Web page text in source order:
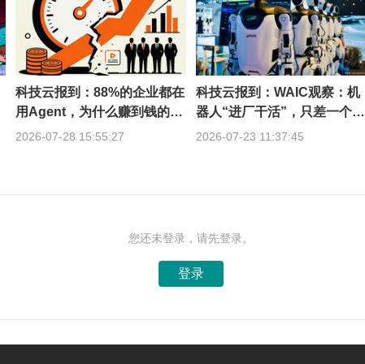
科技云报到：88%的企业都在
用Agent，为什么赚到钱的不
到一成？
2026-07-28 15:55:27
科技云报到：WAIC观察：机
器人“进厂干活”，只差一个通
用底座？
2026-07-23 11:37:45
您还未登录，请先登录。
登录